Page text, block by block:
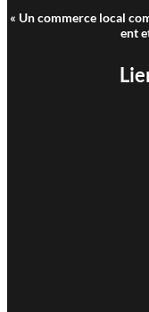
« Un commerce local
ent